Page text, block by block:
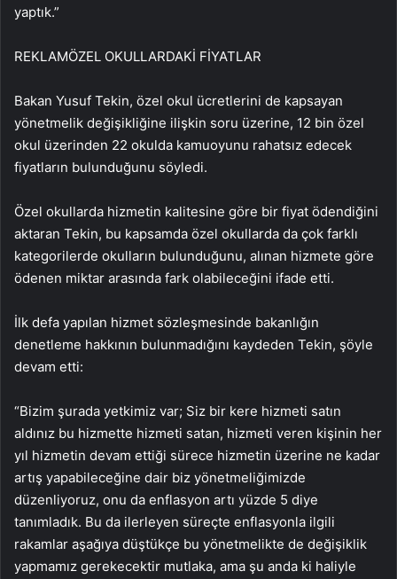
yaptık.”
REKLAMÖZEL OKULLARDAKİ FİYATLAR
Bakan Yusuf Tekin, özel okul ücretlerini de kapsayan
yönetmelik değişikliğine ilişkin soru üzerine, 12 bin özel
okul üzerinden 22 okulda kamuoyunu rahatsız edecek
fiyatların bulunduğunu söyledi.
Özel okullarda hizmetin kalitesine göre bir fiyat ödendiğini
aktaran Tekin, bu kapsamda özel okullarda da çok farklı
kategorilerde okulların bulunduğunu, alınan hizmete göre
ödenen miktar arasında fark olabileceğini ifade etti.
İlk defa yapılan hizmet sözleşmesinde bakanlığın
denetleme hakkının bulunmadığını kaydeden Tekin, şöyle
devam etti:
“Bizim şurada yetkimiz var; Siz bir kere hizmeti satın
aldınız bu hizmette hizmeti satan, hizmeti veren kişinin her
yıl hizmetin devam ettiği sürece hizmetin üzerine ne kadar
artış yapabileceğine dair biz yönetmeliğimizde
düzenliyoruz, onu da enflasyon artı yüzde 5 diye
tanımladık. Bu da ilerleyen süreçte enflasyonla ilgili
rakamlar aşağıya düştükçe bu yönetmelikte de değişiklik
yapmamız gerekecektir mutlaka, ama şu anda ki haliyle